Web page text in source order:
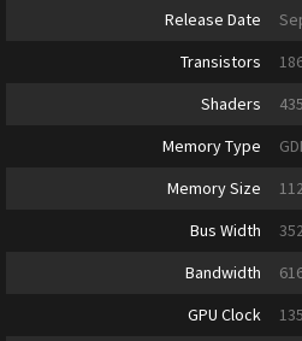
Release Date
Transistors
Shaders
Memory Type
Memory Size
Bus Width
Bandwidth
GPU Clock